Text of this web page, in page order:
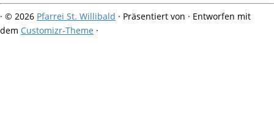
· © 2026 Pfarrei St. Willibald · Präsentiert von · Entworfen mit
dem Customizr-Theme ·